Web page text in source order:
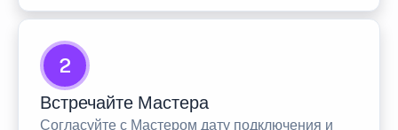
2
Встречайте Мастера
Согласуйте с Мастером дату подключения и